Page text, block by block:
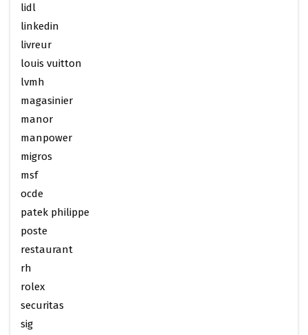
lidl
linkedin
livreur
louis vuitton
lvmh
magasinier
manor
manpower
migros
msf
ocde
patek philippe
poste
restaurant
rh
rolex
securitas
sig